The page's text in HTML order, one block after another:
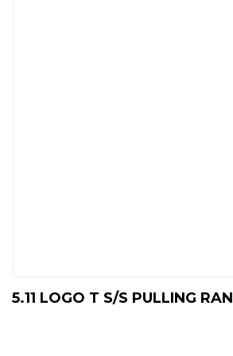
5.11 LOGO T S/S PULLING